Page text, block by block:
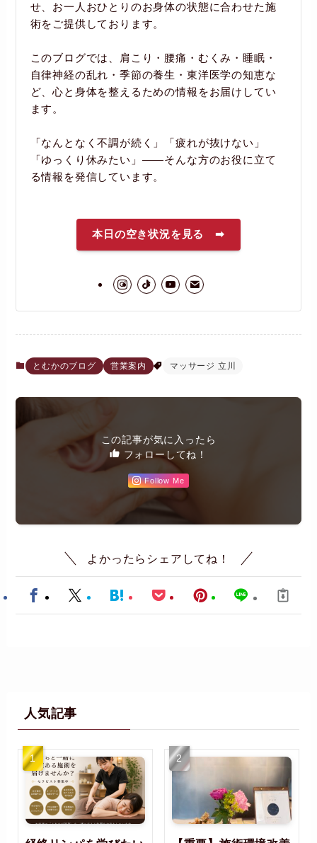
せ、お一人おひとりのお身体の状態に合わせた施
術をご提供しております。
このブログでは、肩こり・腰痛・むくみ・睡眠・
自律神経の乱れ・季節の養生・東洋医学の知恵な
ど、心と身体を整えるための情報をお届けしてい
ます。
「なんとなく不調が続く」「疲れが抜けない」
「ゆっくり休みたい」――そんな方のお役に立て
る情報を発信しています。
本日の空き状況を見る ➡
とむかのブログ 営業案内 マッサージ 立川
この記事が気に入ったら
フォローしてね！
Follow Me
よかったらシェアしてね！
人気記事